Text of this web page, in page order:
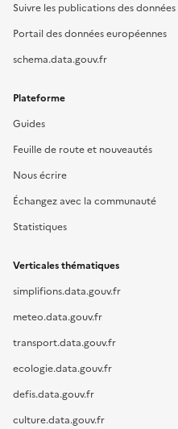
Suivre les publications des données
Portail des données européennes
schema.data.gouv.fr
Plateforme
Guides
Feuille de route et nouveautés
Nous écrire
Échangez avec la communauté
Statistiques
Verticales thématiques
simplifions.data.gouv.fr
meteo.data.gouv.fr
transport.data.gouv.fr
ecologie.data.gouv.fr
defis.data.gouv.fr
culture.data.gouv.fr